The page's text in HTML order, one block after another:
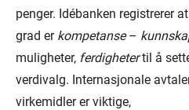
penger. Idébanken registrerer
grad erkompetanse–
muligheter, ferdighetertil å
verdivalg. Internasjonale
virkemidler er viktige,